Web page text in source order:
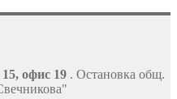
офис 19 . Остановка общ.